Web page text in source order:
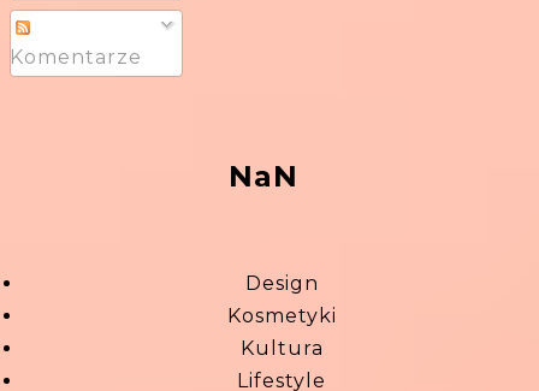
Komentarze
NaN
Design
Kosmetyki
Kultura
Lifestyle